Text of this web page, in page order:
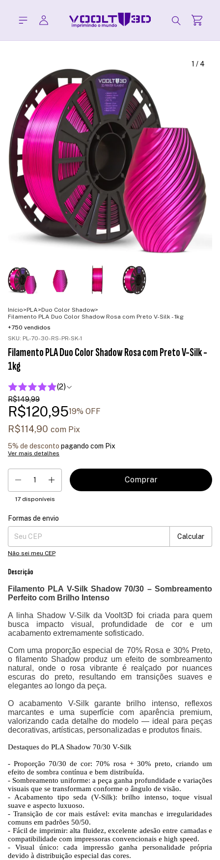
1 / 4
Início>PLA>Duo Color Shadow>
Filamento PLA Duo Color Shadow Rosa com Preto V-Silk - 1kg
+750 vendidos
SKU: PL-70-30-RS-PR-SK-1
Filamento PLA Duo Color Shadow Rosa com Preto V-Silk -
1kg
(2)
R$149,99
R$120,9519% OFF
R$114,90 com Pix
5% de desconto pagando com Pix
Ver mais detalhes
17 disponíveis
Entregas para o CEP:
Formas de envio
Calcular
Não sei meu CEP
Descrição
Filamento PLA V-Silk Shadow 70/30 – Sombreamento
Perfeito com Brilho Intenso
A linha Shadow V-Silk da Voolt3D foi criada para quem
busca impacto visual, profundidade de cor e um
acabamento extremamente sofisticado.
Com uma proporção especial de 70% Rosa e 30% Preto,
o filamento Shadow produz um efeito de sombreamento
natural, onde o rosa vibrante é realçado por nuances
escuras do preto, resultando em transições suaves e
elegantes ao longo da peça.
O acabamento V-Silk garante brilho intenso, reflexos
marcantes e uma superfície com aparência premium,
valorizando cada detalhe do modelo — ideal para peças
decorativas, artísticas, personalizadas e produtos finais.
Destaques do PLA Shadow 70/30 V-Silk
- Proporção 70/30 de cor: 70% rosa + 30% preto, criando um
efeito de sombra contínua e bem distribuída.
- Sombreamento uniforme: a peça ganha profundidade e variações
visuais que se transformam conforme o ângulo de visão.
- Acabamento tipo seda (V-Silk): brilho intenso, toque visual
suave e aspecto luxuoso.
- Transição de cor mais estável: evita manchas e irregularidades
comuns em padrões 50/50.
- Fácil de imprimir: alta fluidez, excelente adesão entre camadas e
compatibilidade com impressoras convencionais e high speed.
- Visual único: cada impressão ganha personalidade própria
devido à distribuição especial das cores.